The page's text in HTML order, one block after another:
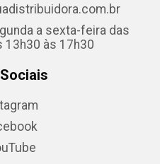
a sexta-feira das
13h30 às 17h30